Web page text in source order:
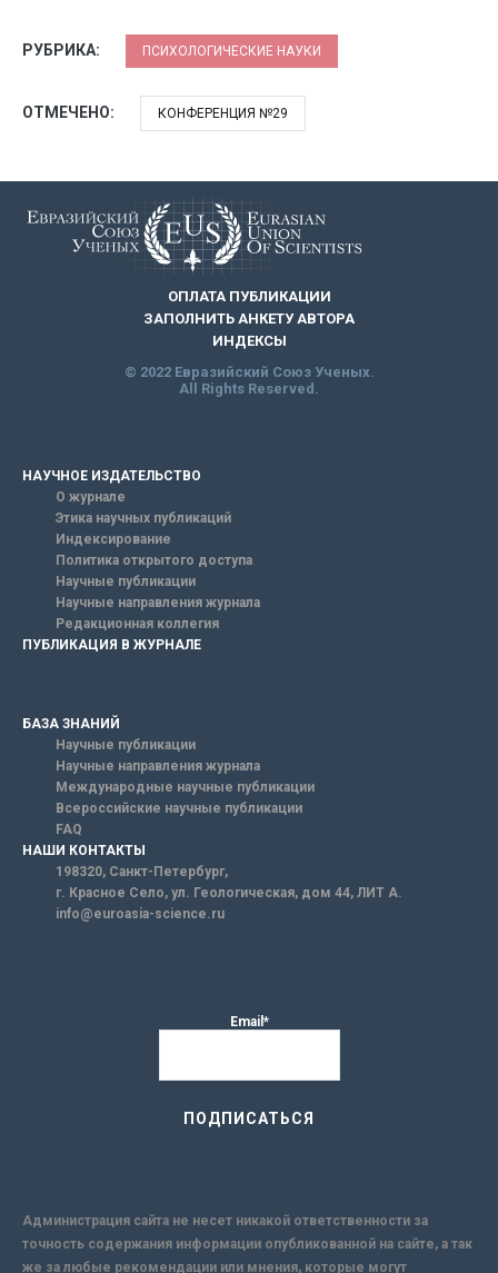
РУБРИКА: ПСИХОЛОГИЧЕСКИЕ НАУКИ
ОТМЕЧЕНО: КОНФЕРЕНЦИЯ №29
ОПЛАТА ПУБЛИКАЦИИ
ЗАПОЛНИТЬ АНКЕТУ АВТОРА
ИНДЕКСЫ
© 2022 Евразийский Союз Ученых.
All Rights Reserved.
НАУЧНОЕ ИЗДАТЕЛЬСТВО
О журнале
Этика научных публикаций
Индексирование
Политика открытого доступа
Научные публикации
Научные направления журнала
Редакционная коллегия
ПУБЛИКАЦИЯ В ЖУРНАЛЕ
БАЗА ЗНАНИЙ
Научные публикации
Научные направления журнала
Международные научные публикации
Всероссийские научные публикации
FAQ
НАШИ КОНТАКТЫ
198320, Санкт-Петербург,
г. Красное Село, ул. Геологическая, дом 44, ЛИТ А.
info@euroasia-science.ru
Email*
Администрация сайта не несет никакой ответственности за
точность содержания информации опубликованной на сайте, а так
же за любые рекомендации или мнения, которые могут